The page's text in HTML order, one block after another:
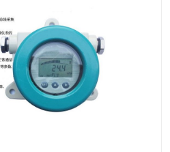
罐旁显示仪
温度传感器变送器
电容物位计